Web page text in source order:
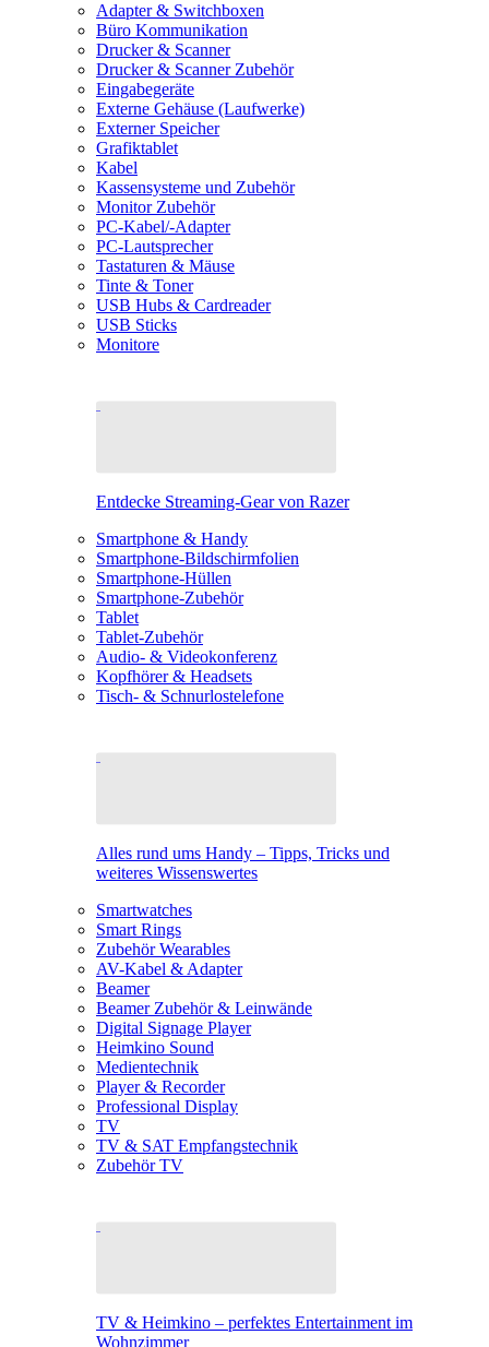
Adapter & Switchboxen
Büro Kommunikation
Drucker & Scanner
Drucker & Scanner Zubehör
Eingabegeräte
Externe Gehäuse (Laufwerke)
Externer Speicher
Grafiktablet
Kabel
Kassensysteme und Zubehör
Monitor Zubehör
PC-Kabel/-Adapter
PC-Lautsprecher
Tastaturen & Mäuse
Tinte & Toner
USB Hubs & Cardreader
USB Sticks
Monitore
Entdecke Streaming-Gear von Razer
Smartphone & Handy
Smartphone-Bildschirmfolien
Smartphone-Hüllen
Smartphone-Zubehör
Tablet
Tablet-Zubehör
Audio- & Videokonferenz
Kopfhörer & Headsets
Tisch- & Schnurlostelefone
Alles rund ums Handy – Tipps, Tricks und
weiteres Wissenswertes
Smartwatches
Smart Rings
Zubehör Wearables
AV-Kabel & Adapter
Beamer
Beamer Zubehör & Leinwände
Digital Signage Player
Heimkino Sound
Medientechnik
Player & Recorder
Professional Display
TV
TV & SAT Empfangstechnik
Zubehör TV
TV & Heimkino – perfektes Entertainment im
Wohnzimmer